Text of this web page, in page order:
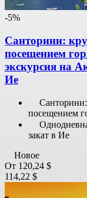
-5%
Санторини:
посещением
экскурсия на
Ие
посещением
закат в Ие
Новое
От 120,24 $
114,22 $